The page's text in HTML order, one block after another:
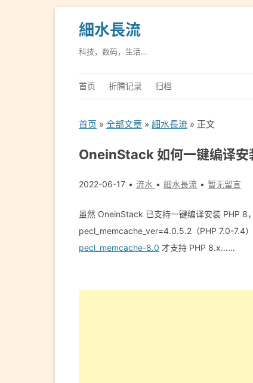
細水長流
科技，数码，生活…
首页 折腾记录 归档
首页 » 全部文章 » 細水長流 » 正文
OneinStack 如何一键编译安
2022-06-17 流水 細水長流 暂无留言
虽然 OneinStack 已支持一键编译安装 PHP
pecl_memcache_ver=4.0.5.2（PHP 7.0-7.4
pecl_memcache-8.0 才支持 PHP 8.x……